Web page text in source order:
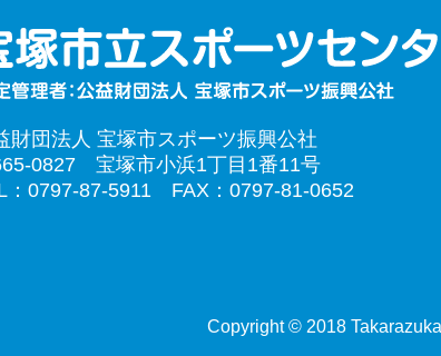
財団法人 宝塚市スポーツ振興公社
0827 宝塚市小浜1丁目1番11号
：0797-87-5911 FAX：0797-81-0652
Copyright © 2018